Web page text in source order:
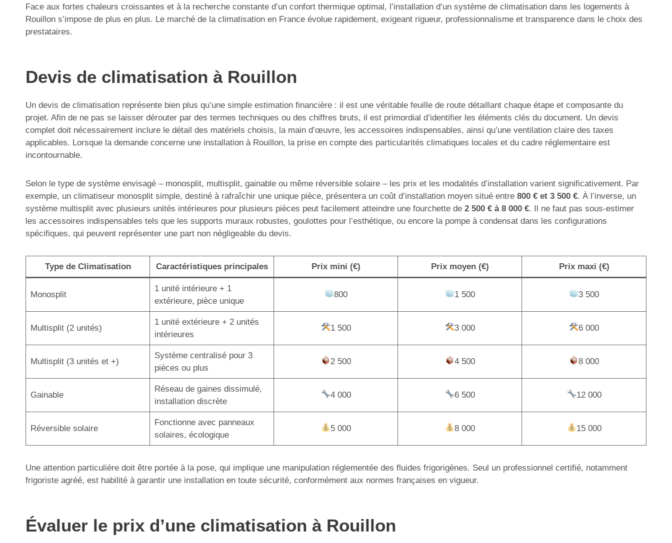
Face aux fortes chaleurs croissantes et à la recherche constante d’un confort thermique optimal, l’installation d’un système de climatisation dans les logements à
Rouillon s’impose de plus en plus. Le marché de la climatisation en France évolue rapidement, exigeant rigueur, professionnalisme et transparence dans le choix des
prestataires.
Devis de climatisation à Rouillon
Un devis de climatisation représente bien plus qu’une simple estimation financière : il est une véritable feuille de route détaillant chaque étape et composante du
projet. Afin de ne pas se laisser dérouter par des termes techniques ou des chiffres bruts, il est primordial d’identifier les éléments clés du document. Un devis
complet doit nécessairement inclure le détail des matériels choisis, la main d’œuvre, les accessoires indispensables, ainsi qu’une ventilation claire des taxes
applicables. Lorsque la demande concerne une installation à Rouillon, la prise en compte des particularités climatiques locales et du cadre réglementaire est
incontournable.
Selon le type de système envisagé – monosplit, multisplit, gainable ou même réversible solaire – les prix et les modalités d’installation varient significativement. Par
exemple, un climatiseur monosplit simple, destiné à rafraîchir une unique pièce, présentera un coût d’installation moyen situé entre 800 € et 3 500 €. À l’inverse, un
système multisplit avec plusieurs unités intérieures pour plusieurs pièces peut facilement atteindre une fourchette de 2 500 € à 8 000 €. Il ne faut pas sous-estimer
les accessoires indispensables tels que les supports muraux robustes, goulottes pour l’esthétique, ou encore la pompe à condensat dans les configurations
spécifiques, qui peuvent représenter une part non négligeable du devis.
Type de Climatisation Caractéristiques principales Prix mini (€) Prix moyen (€) Prix maxi (€)
Monosplit
1 unité intérieure + 1
extérieure, pièce unique
800 1 500 3 500
Multisplit (2 unités)
1 unité extérieure + 2 unités
intérieures
1 500 3 000 6 000
Multisplit (3 unités et +)
Système centralisé pour 3
pièces ou plus
2 500 4 500 8 000
Gainable
Réseau de gaines dissimulé,
installation discrète
4 000 6 500 12 000
Réversible solaire
Fonctionne avec panneaux
solaires, écologique
5 000 8 000 15 000
Une attention particulière doit être portée à la pose, qui implique une manipulation réglementée des fluides frigorigènes. Seul un professionnel certifié, notamment
frigoriste agréé, est habilité à garantir une installation en toute sécurité, conformément aux normes françaises en vigueur.
Évaluer le prix d’une climatisation à Rouillon